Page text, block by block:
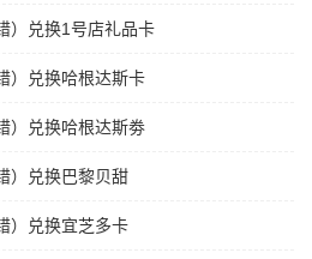
）兑换1号店礼品卡
）兑换哈根达斯卡
）兑换哈根达斯劵
）兑换巴黎贝甜
）兑换宜芝多卡